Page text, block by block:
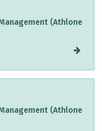
(Athlone
(Athlone